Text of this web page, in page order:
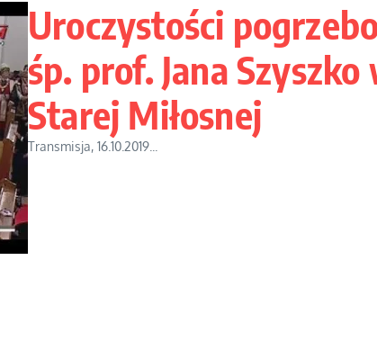
Uroczystości
śp. prof. Jana Szyszko
Starej Miłosnej
Transmisja, 16.10.2019...